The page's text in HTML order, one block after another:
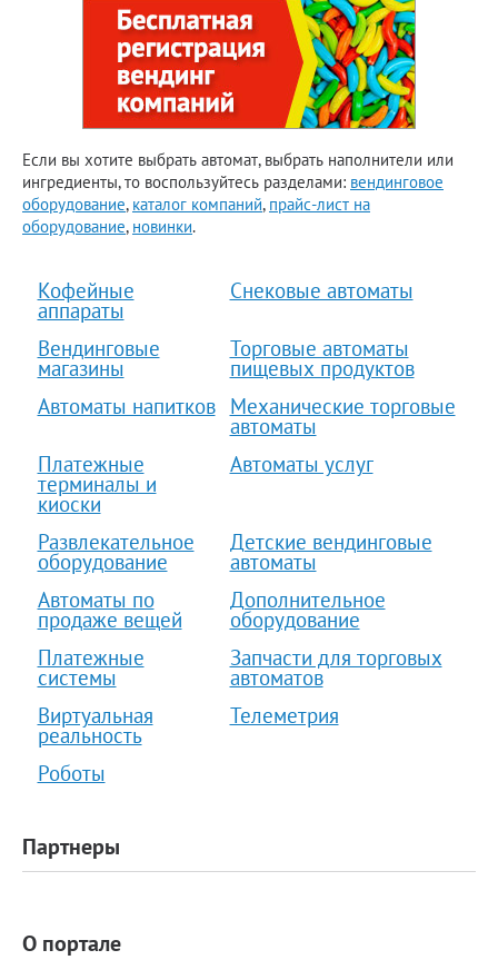
Если вы хотите выбрать автомат, выбрать наполнители или
ингредиенты, то воспользуйтесь разделами: вендинговое
оборудование, каталог компаний, прайс-лист на
оборудование, новинки.
Кофейные
аппараты
Снековые автоматы
Вендинговые
магазины
Торговые автоматы
пищевых продуктов
Автоматы напитков
Механические торговые
автоматы
Платежные
терминалы и
киоски
Автоматы услуг
Развлекательное
оборудование
Детские вендинговые
автоматы
Автоматы по
продаже вещей
Дополнительное
оборудование
Платежные
системы
Запчасти для торговых
автоматов
Виртуальная
реальность
Телеметрия
Роботы
Партнеры
О портале